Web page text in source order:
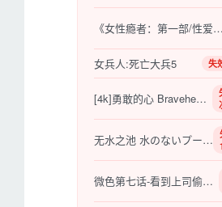
《女性瘾者：第一部/性爱成瘾的女人》百度云盘
女兵人:死亡大兵5 失
[4k]勇敢的心 Braveheart (1995)
无水之池 水のないプール (1982)
微色第七话-看到上司偷偷张开的化妆女